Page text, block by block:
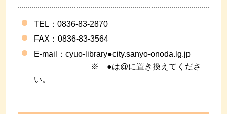
TEL：0836-83-2870
FAX ：0836-83-3564
E-mail：cyuo-library●city.sanyo-onoda.lg.jp
※ ●は@に置き換えてくださ
い。